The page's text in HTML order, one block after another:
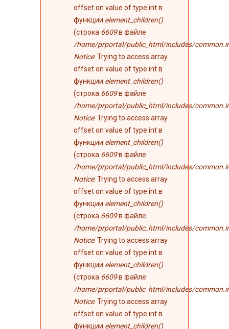
ошибке
offset on value of type int в
функции element_children()
(строка 6609в файле
/home/prportal/public_html/includes/
Notice: Trying to access array
offset on value of type int в
функции element_children()
(строка 6609в файле
/home/prportal/public_html/includes/
Notice: Trying to access array
offset on value of type int в
функции element_children()
(строка 6609в файле
/home/prportal/public_html/includes/
Notice: Trying to access array
offset on value of type int в
функции element_children()
(строка 6609в файле
/home/prportal/public_html/includes/
Notice: Trying to access array
offset on value of type int в
функции element_children()
(строка 6609в файле
/home/prportal/public_html/includes/
Notice: Trying to access array
offset on value of type int в
функции element_children()